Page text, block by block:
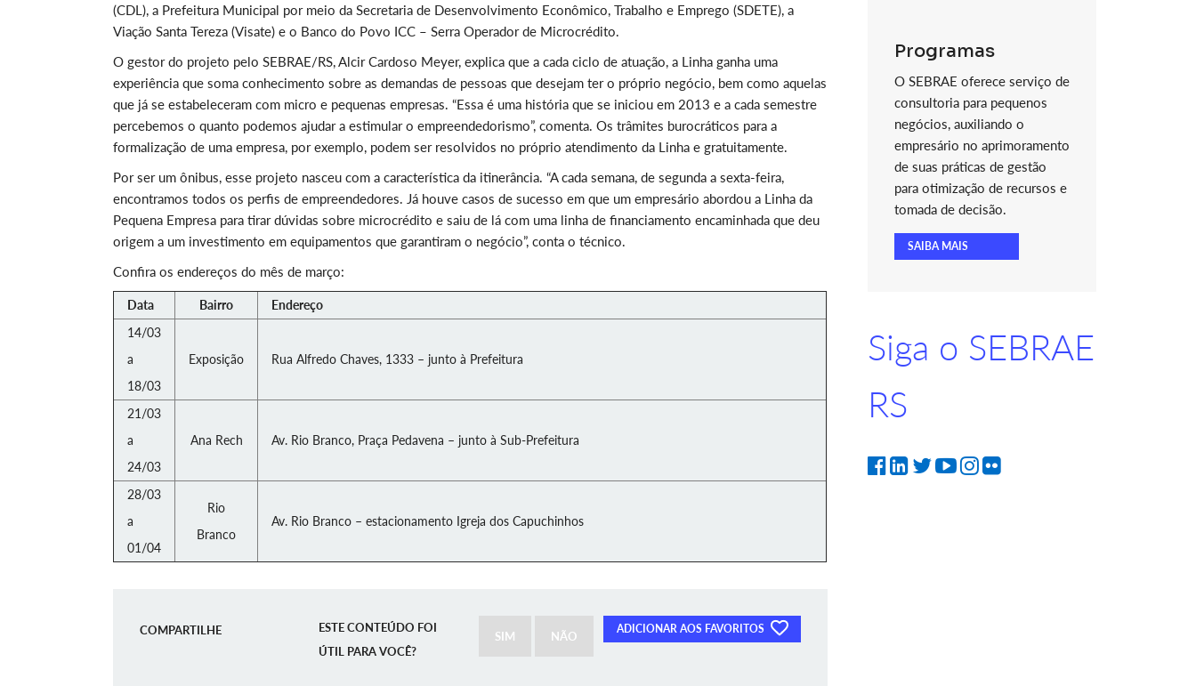
(CDL), a Prefeitura Municipal por meio da Secretaria de Desenvolvimento Econômico, Trabalho e Emprego (SDETE), a
Viação Santa Tereza (Visate) e o Banco do Povo ICC – Serra Operador de Microcrédito.
O gestor do projeto pelo SEBRAE/RS, Alcir Cardoso Meyer, explica que a cada ciclo de atuação, a Linha ganha uma
experiência que soma conhecimento sobre as demandas de pessoas que desejam ter o próprio negócio, bem como aquelas
que já se estabeleceram com micro e pequenas empresas. “Essa é uma história que se iniciou em 2013 e a cada semestre
percebemos o quanto podemos ajudar a estimular o empreendedorismo”, comenta. Os trâmites burocráticos para a
formalização de uma empresa, por exemplo, podem ser resolvidos no próprio atendimento da Linha e gratuitamente.
Por ser um ônibus, esse projeto nasceu com a característica da itinerância. “A cada semana, de segunda a sexta-feira,
encontramos todos os perfis de empreendedores. Já houve casos de sucesso em que um empresário abordou a Linha da
Pequena Empresa para tirar dúvidas sobre microcrédito e saiu de lá com uma linha de financiamento encaminhada que deu
origem a um investimento em equipamentos que garantiram o negócio”, conta o técnico.
Confira os endereços do mês de março:
Data Bairro
Endereço
14/03
a
18/03
Exposição Rua Alfredo Chaves, 1333 – junto à Prefeitura
21/03
a
24/03
Ana Rech Av. Rio Branco, Praça Pedavena – junto à Sub-Prefeitura
28/03
a
01/04
Rio
Branco
Av. Rio Branco – estacionamento Igreja dos Capuchinhos
COMPARTILHE ADICIONAR AOS FAVORITOS
ESTE CONTEÚDO FOI
ÚTIL PARA VOCÊ?
SIM NÃO
Programas
O SEBRAE oferece serviço de
consultoria para pequenos
negócios, auxiliando o
empresário no aprimoramento
de suas práticas de gestão
para otimização de recursos e
tomada de decisão.
SAIBA MAIS
Siga o SEBRAE
RS